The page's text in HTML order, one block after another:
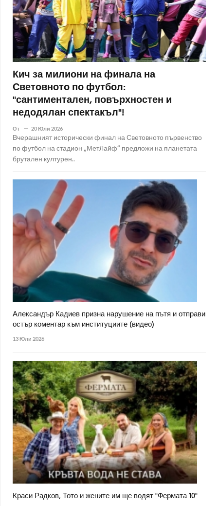
Кич за милиони на финала на
Световното по футбол:
"сантиментален, повърхностен и
недодялан спектакъл"!
От 20 Юли 2026
Вчерашният исторически финал на Световното първенство
по футбол на стадион „МетЛайф“ предложи на планетата
брутален културен..
Александър Кадиев призна нарушение на пътя и отправи
остър коментар към институциите (видео)
13 Юли 2026
Краси Радков, Тото и жените им ще водят "Фермата 10"